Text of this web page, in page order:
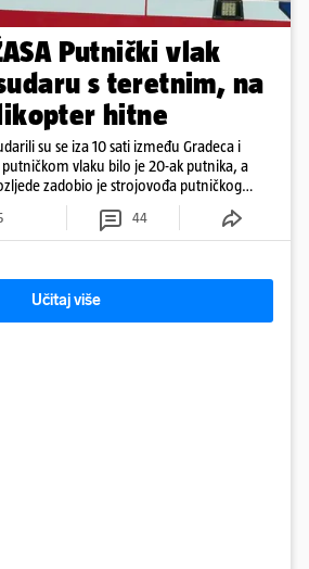
Putnički vlak
s teretnim, na
hitne
su se iza 10 sati između Gradeca i
vlaku bilo je 20-ak putnika, a
zadobio je strojovođa putničkog
44
Učitaj više